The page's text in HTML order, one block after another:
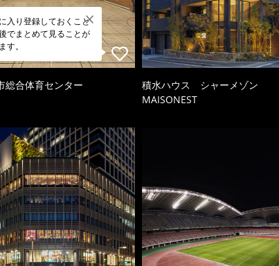
入り登録しておくこと
でまとめて見ることが
す。
総合体育センター
積水ハウス シャーメゾン
MAISONEST